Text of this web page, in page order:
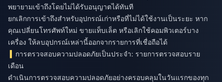
พยายามเข้าถึงโดยไม่ได้รับอนุญาตได้ทันที
ยกเลิกการเข้าถึงสำหรับอุปกรณ์เก่าหรือที่ไม่ได้ใช้งานเป็นระยะ หาก
คุณเปลี่ยนโทรศัพท์ใหม่ ขายแท็บเล็ต หรือเลิกใช้คอมพิวเตอร์บาง
เครื่อง ให้ลบอุปกรณ์เหล่านี้ออกจากรายการที่เชื่อถือได้
การตรวจสอบความปลอดภัยเป็นประจำ: รายการตรวจสอบราย
เดือน
ดำเนินการตรวจสอบความปลอดภัยอย่างครอบคลุมในวันแรกของทุก